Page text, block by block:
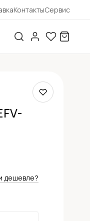
КонтактыСервис
дешевле?